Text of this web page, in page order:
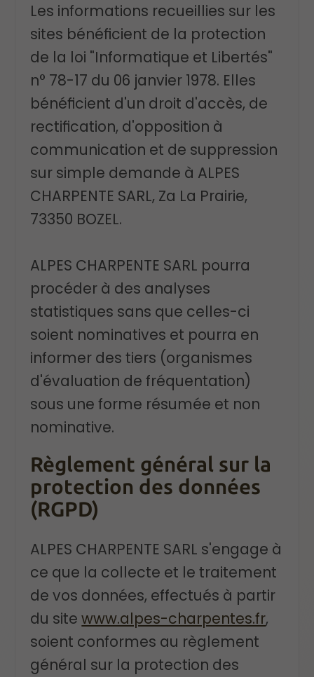
Les informations recueillies sur les
sites bénéficient de la protection
de la loi "Informatique et Libertés"
n° 78-17 du 06 janvier 1978. Elles
bénéficient d'un droit d'accès, de
rectification, d'opposition à
communication et de suppression
sur simple demande à ALPES
CHARPENTE SARL, Za La Prairie,
73350 BOZEL.
ALPES CHARPENTE SARL pourra
procéder à des analyses
statistiques sans que celles-ci
soient nominatives et pourra en
informer des tiers (organismes
d'évaluation de fréquentation)
sous une forme résumée et non
nominative.
Règlement général sur la
protection des données
(RGPD)
ALPES CHARPENTE SARL s'engage à
ce que la collecte et le traitement
de vos données, effectués à partir
du sitewww.alpes-charpentes.fr,
soient conformes au règlement
général sur la protection des